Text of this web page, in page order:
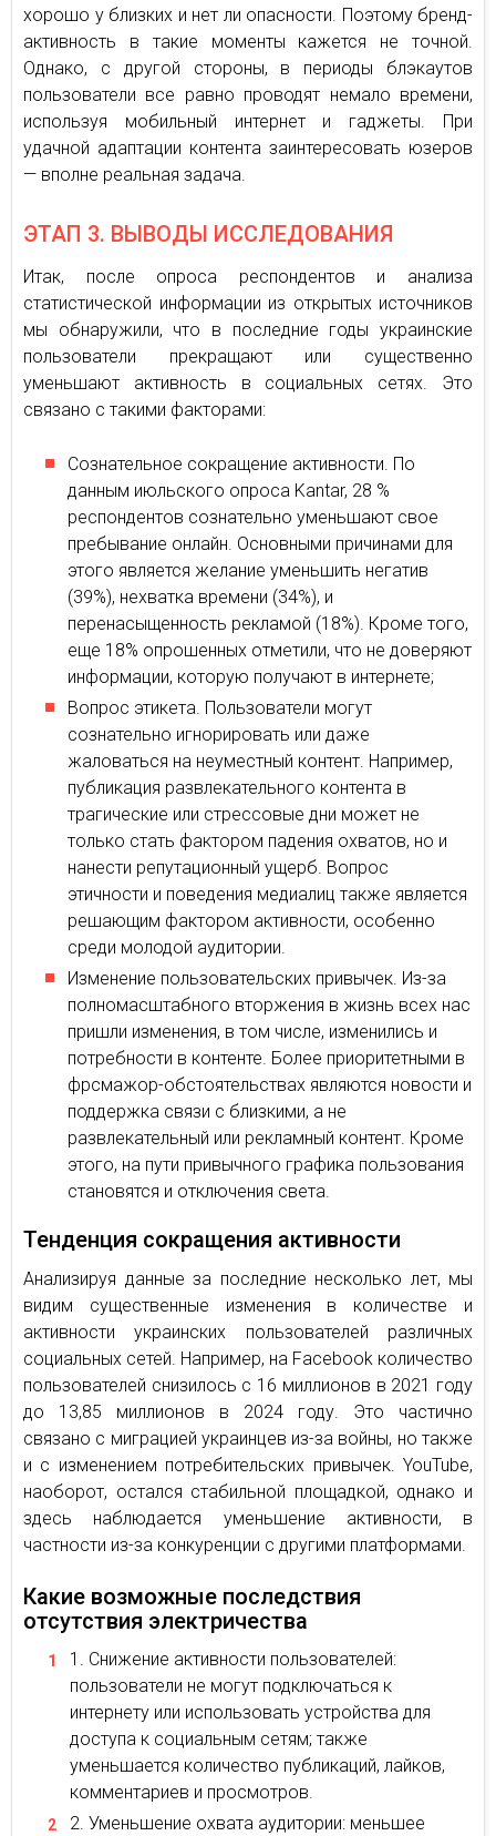
хорошо у близких и нет ли опасности. Поэтому бренд-
активность в такие моменты кажется не точной.
Однако, с другой стороны, в периоды блэкаутов
пользователи все равно проводят немало времени,
используя мобильный интернет и гаджеты. При
удачной адаптации контента заинтересовать юзеров
— вполне реальная задача.
ЭТАП 3. ВЫВОДЫ ИССЛЕДОВАНИЯ
Итак, после опроса респондентов и анализа
статистической информации из открытых источников
мы обнаружили, что в последние годы украинские
пользователи прекращают или существенно
уменьшают активность в социальных сетях. Это
связано с такими факторами:
Сознательное сокращение активности. По
данным июльского опроса Kantar, 28 %
респондентов сознательно уменьшают свое
пребывание онлайн. Основными причинами для
этого является желание уменьшить негатив
(39%), нехватка времени (34%), и
перенасыщенность рекламой (18%). Кроме того,
еще 18% опрошенных отметили, что не доверяют
информации, которую получают в интернете;
Вопрос этикета. Пользователи могут
сознательно игнорировать или даже
жаловаться на неуместный контент. Например,
публикация развлекательного контента в
трагические или стрессовые дни может не
только стать фактором падения охватов, но и
нанести репутационный ущерб. Вопрос
этичности и поведения медиалиц также является
решающим фактором активности, особенно
среди молодой аудитории.
Изменение пользовательских привычек. Из-за
полномасштабного вторжения в жизнь всех нас
пришли изменения, в том числе, изменились и
потребности в контенте. Более приоритетными в
фрсмажор-обстоятельствах являются новости и
поддержка связи с близкими, а не
развлекательный или рекламный контент. Кроме
этого, на пути привычного графика пользования
становятся и отключения света.
Тенденция сокращения активности
Анализируя данные за последние несколько лет, мы
видим существенные изменения в количестве и
активности украинских пользователей различных
социальных сетей. Например, на Facebook количество
пользователей снизилось с 16 миллионов в 2021 году
до 13,85 миллионов в 2024 году. Это частично
связано с миграцией украинцев из-за войны, но также
и с изменением потребительских привычек. YouTube,
наоборот, остался стабильной площадкой, однако и
здесь наблюдается уменьшение активности, в
частности из-за конкуренции с другими платформами.
Какие возможные последствия
отсутствия электричества
Снижение активности пользователей:
пользователи не могут подключаться к
интернету или использовать устройства для
доступа к социальным сетям; также
уменьшается количество публикаций, лайков,
комментариев и просмотров.
Уменьшение охвата аудитории: меньшее